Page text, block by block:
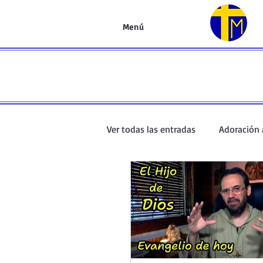
Menú
Ver todas las entradas Adoración
Oración de la mañana El
Curso de oración Curso del